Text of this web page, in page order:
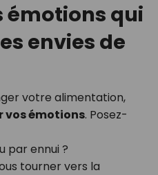
émotions qui
envies de
votre alimentation,
vos émotions. Posez-
par ennui ?
tourner vers la